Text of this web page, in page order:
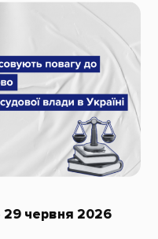
29 червня 2026